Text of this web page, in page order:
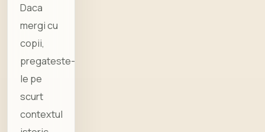
Daca
mergi cu
copii,
pregateste-
le pe
scurt
contextul